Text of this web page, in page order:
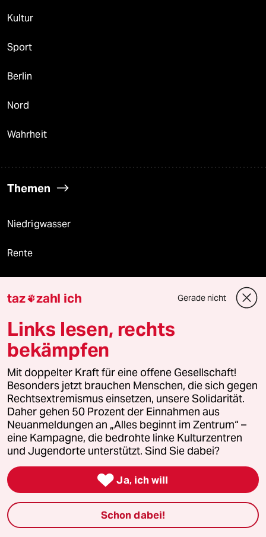
Kultur
Sport
Berlin
Nord
Wahrheit
Themen
Niedrigwasser
Rente
Jemen
Ceuta
Hitze
Verlag
Aktuelles
Hausblog
taz zahl ich Gerade nicht
Links lesen, rechts
bekämpfen
Mit doppelter Kraft für eine offene Gesellschaft!
Besonders jetzt brauchen Menschen, die sich gegen
Rechtsextremismus einsetzen, unsere Solidarität.
Daher gehen 50 Prozent der Einnahmen aus
Neuanmeldungen an „Alles beginnt im Zentrum“ –
eine Kampagne, die bedrohte linke Kulturzentren
und Jugendorte unterstützt. Sind Sie dabei?
 Ja, ich will
Schon dabei!